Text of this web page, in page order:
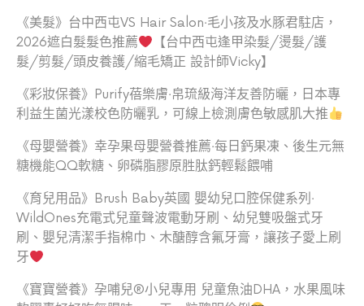
《美髮》台中西屯VS Hair Salon‧毛小孩及水豚君駐店，
2026遮白髮髮色推薦
【台中西屯逢甲染髮/燙髮/護
髮/剪髮/頭皮養護/縮毛矯正 設計師Vicky】
《彩妝保養》Purify蓓樂膚‧帛琉級海洋友善防曬，日本專
利益生菌光漾校色防曬乳，可線上檢測膚色敏感肌大推
《母嬰營養》幸孕果母嬰營養推薦‧每日鈣果凍、後生元無
糖機能QQ軟糖、卵磷脂膠原胜肽鈣輕鬆餵哺
《育兒用品》Brush Baby英國 嬰幼兒口腔保健系列‧
WildOnes充電式兒童聲波電動牙刷、幼兒雙吸盤式牙
刷、嬰兒清潔手指棉巾、木醣醇含氟牙膏，讓孩子愛上刷
牙
《寶寶營養》孕哺兒®小兒專用 兒童魚油DHA，水果風味